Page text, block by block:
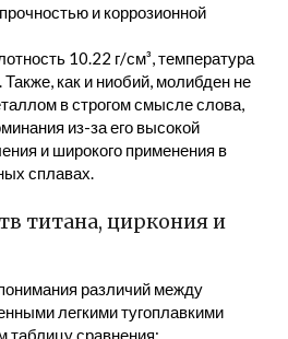
и коррозионной
10.22 г/см³, температура
как и ниобий, молибден не
в строгом смысле слова,
из-за его высокой
и широкого применения в
сплавах.
титана, циркония и
различий между
легкими тугоплавкими